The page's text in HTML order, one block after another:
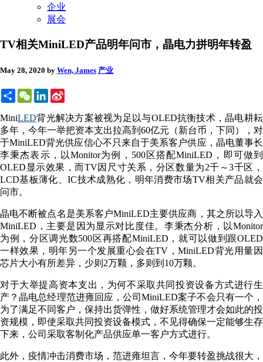
企业
展会
TV相关MiniLED产品明年问市，晶电力拼明年转盈
May 28, 2020 by Wen, James 产业
ShareWeChatLinkedIn
MiniLED背光解决方案被视为足以与OLED抗衡技术，晶电耕耘
多年，今年一举把资本支出拉高到60亿元（新台币，下同），对
于MiniLED背光供应信心不只来自于美系客户供应，晶电董事长
李秉杰表示，以Monitor为例，500区搭配MiniLED，即可做到
OLED显示效果，而TV因尺寸关系，分区数量为2千～3千区，
LCD基板薄化、IC技术成熟化，明年消费市场TV相关产品就会
问市。
晶电不断被点名是美系客户MiniLED主要供应商，其之所以导入
MiniLED，主要是因为显示对比度佳。李秉杰分析，以Monitor
为例，分区调光数500区再搭配MiniLED，就可以做到跟OLED
一样效果，明年另一个发展重心会在TV，MiniLED背光用量因
芯片大小有所差异，少则2万颗，多则到10万颗。
对于大举提高资本支出，为何不采取共同投资设备方式进行生
产？晶电总经理范进雍回应，公司MiniLED案子不会只有一个，
为了满足不同客户，保持出货弹性，做好系统管理才会如此的投
资规模，即使采取共同投资设备模式，不见得确保一定能够生存
下来，公司采取客制化产品供应单一客户方式进行。
此外，疫情冲击消费市场，范进雍坦言，今年要转盈挑战很大，